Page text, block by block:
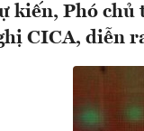
kiến, Phó chủ
CICA, diễn